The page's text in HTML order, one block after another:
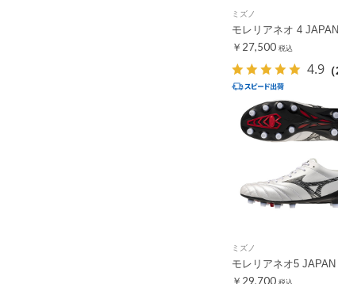
ミズノ
モレリアネオ 4 JAPAN
￥27,500 税込
4.9
ミズノ
モレリアネオ5 JAPAN
￥29,700 税込